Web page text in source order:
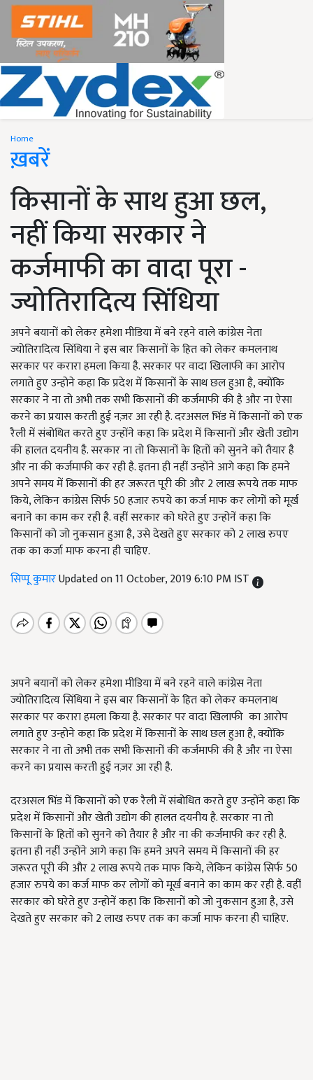
Home
ख़बरें
किसानों के साथ हुआ छल,
नहीं किया सरकार ने
कर्जमाफी का वादा पूरा -
ज्योतिरादित्य सिंधिया
अपने बयानों को लेकर हमेशा मीडिया में बने रहने वाले कांग्रेस नेता
ज्योतिरादित्य सिंधिया ने इस बार किसानों के हित को लेकर कमलनाथ
सरकार पर करारा हमला किया है. सरकार पर वादा खिलाफी का आरोप
लगाते हुए उन्होने कहा कि प्रदेश में किसानों के साथ छल हुआ है, क्योंकि
सरकार ने ना तो अभी तक सभी किसानों की कर्जमाफी की है और ना ऐसा
करने का प्रयास करती हुई नज़र आ रही है. दरअसल भिंड में किसानों को एक
रैली में संबोधित करते हुए उन्होंने कहा कि प्रदेश में किसानों और खेती उद्योग
की हालत दयनीय है. सरकार ना तो किसानों के हितों को सुनने को तैयार है
और ना की कर्जमाफी कर रही है. इतना ही नहीं उन्होंने आगे कहा कि हमने
अपने समय में किसानों की हर जरूरत पूरी की और 2 लाख रूपये तक माफ
किये, लेकिन कांग्रेस सिर्फ 50 हजार रुपये का कर्ज माफ कर लोगों को मूर्ख
बनाने का काम कर रही है. वहीं सरकार को घरेते हुए उन्होनें कहा कि
किसानों को जो नुकसान हुआ है, उसे देखते हुए सरकार को 2 लाख रुपए
तक का कर्जा माफ करना ही चाहिए.
सिप्पू कुमारUpdated on 11 October, 2019 6:10 PM IST
अपने बयानों को लेकर हमेशा मीडिया में बने रहने वाले कांग्रेस नेता
ज्योतिरादित्य सिंधिया ने इस बार किसानों के हित को लेकर कमलनाथ
सरकार पर करारा हमला किया है. सरकार पर वादा खिलाफी का आरोप
लगाते हुए उन्होने कहा कि प्रदेश में किसानों के साथ छल हुआ है, क्योंकि
सरकार ने ना तो अभी तक सभी किसानों की कर्जमाफी की है और ना ऐसा
करने का प्रयास करती हुई नज़र आ रही है.
दरअसल भिंड में किसानों को एक रैली में संबोधित करते हुए उन्होंने कहा कि
प्रदेश में किसानों और खेती उद्योग की हालत दयनीय है. सरकार ना तो
किसानों के हितों को सुनने को तैयार है और ना की कर्जमाफी कर रही है.
इतना ही नहीं उन्होंने आगे कहा कि हमने अपने समय में किसानों की हर
जरूरत पूरी की और 2 लाख रूपये तक माफ किये, लेकिन कांग्रेस सिर्फ50
हजार रुपये का कर्ज माफ कर लोगों को मूर्ख बनाने का काम कर रही है. वहीं
सरकार को घरेते हुए उन्होनें कहा कि किसानों को जो नुकसान हुआ है, उसे
देखते हुए सरकार को2लाख रुपए तक का कर्जा माफ करना ही चाहिए.